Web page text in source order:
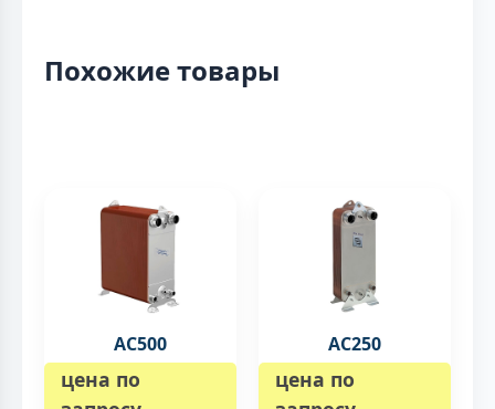
Похожие товары
AC500
цена по
AC250
цена по